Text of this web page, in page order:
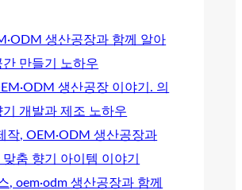
생산공장과 함께 알아
간 만들기 노하우
생산공장 이야기. 의
기 개발과 제조 노하우
작, OEM·ODM 생산공장과
춤 향기 아이템 이야기
, oem·odm 생산공장과 함께